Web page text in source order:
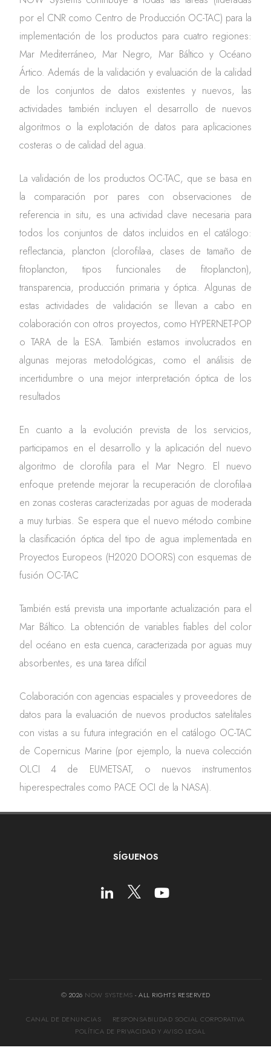
por el CNR como Centro de Producción OC-TAC) para la
implementación de los productos para cuatro regiones:
Mar Mediterráneo, Mar Negro, Mar Báltico y Océano
Ártico. Además de la validación y evaluación de la calidad
de los conjuntos de datos existentes y nuevos, las
actividades también incluyen el desarrollo de nuevos
algoritmos o la explotación de datos para aplicaciones
costeras o de calidad del agua.
La validación de los productos OC-TAC, que se basa en
la comparación por pares con observaciones de
referencia in situ, es una actividad clave necesaria para
todos los conjuntos de datos incluidos en el catálogo:
reflectancia, plancton (clorofila-a, clases de tamaño de
fitoplancton, tipos funcionales de fitoplancton),
transparencia, producción primaria y óptica. Algunas de
estas actividades de validación se llevan a cabo en
colaboración con otros proyectos, como HYPERNET-POP
o TARA de la ESA. También estamos involucrados en
algunas mejoras metodológicas, como el análisis de
incertidumbre o una mejor interpretación óptica de los
resultados
En cuanto a la evolución prevista de los servicios,
participamos en el desarrollo y la aplicación del nuevo
algoritmo de clorofila para el Mar Negro. El nuevo
enfoque pretende mejorar la recuperación de clorofila-a
en zonas costeras caracterizadas por aguas de moderada
a muy turbias. Se espera que el nuevo método combine
la clasificación óptica del tipo de agua implementada en
Proyectos Europeos (H2020 DOORS) con esquemas de
fusión OC-TAC
También está prevista una importante actualización para el
Mar Báltico. La obtención de variables fiables del color
del océano en esta cuenca, caracterizada por aguas muy
absorbentes, es una tarea difícil
Colaboración con agencias espaciales y proveedores de
datos para la evaluación de nuevos productos satelitales
con vistas a su futura integración en el catálogo OC-TAC
de Copernicus Marine (por ejemplo, la nueva colección
OLCI 4 de EUMETSAT, o nuevos instrumentos
hiperespectrales como PACE OCI de la NASA).
SÍGUENOS
© 2026 NOW SYSTEMS - ALL RIGHTS RESERVED
CANAL DE DENUNCIAS
RESPONSABILIDAD SOCIAL CORPORATIVA
POLÍTICA DE PRIVACIDAD Y AVISO LEGAL